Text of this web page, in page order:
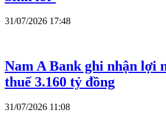
31/07/2026 17:48
Nam A Bank ghi nhận lợi
thuế 3.160 tỷ đồng
31/07/2026 11:08